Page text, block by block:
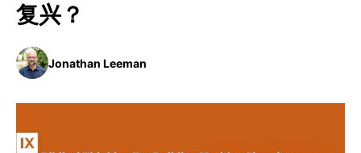
福音传讲与宣教
简体中文 正體中文
乌兹别克语
达里语
波斯语
越南语
复兴？
Jonathan Leeman